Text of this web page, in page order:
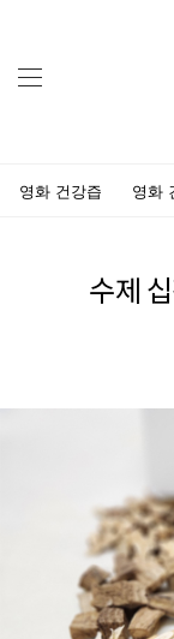
영화 건강즙 영화
수제